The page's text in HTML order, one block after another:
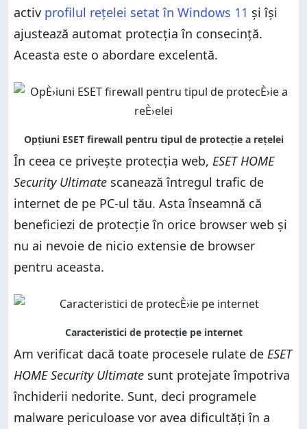
activ profilul rețelei setat în Windows 11 și își
ajustează automat protecția în consecință.
Aceasta este o abordare excelentă.
În ceea ce privește protecția web, ESET HOME
Security Ultimate scanează întregul trafic de
internet de pe PC-ul tău. Asta înseamnă că
beneficiezi de protecție în orice browser web și
nu ai nevoie de nicio extensie de browser
pentru aceasta.
Am verificat dacă toate procesele rulate de ESET
HOME Security Ultimate sunt protejate împotriva
închiderii nedorite. Sunt, deci programele
malware periculoase vor avea dificultăți în a